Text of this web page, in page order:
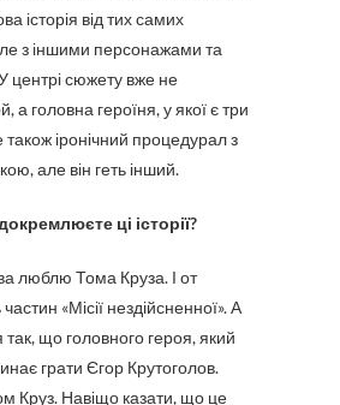
історія від тих самих
з іншими персонажами та
центрі сюжету вже не
а головна героїня, у якої є три
іронічний процедурал з
але він геть інший.
ці історії?
люблю Тома Круза. І от
«Місії нездійсненної». А
так, що головного героя, який
грати Єгор Крутоголов.
Круз. Навіщо казати, що це